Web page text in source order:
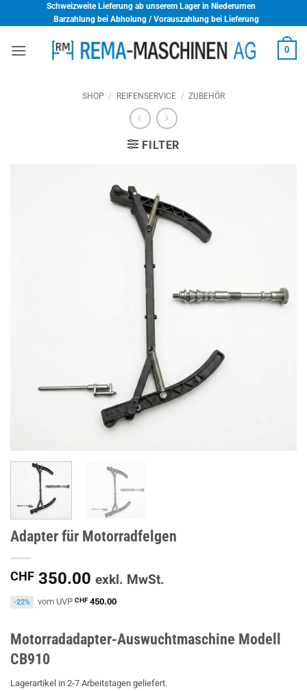
to
Schweizweite Lieferung ab unserem Lager in Niederurnen
Barzahlung bei Abholung / Vorauszahlung bei Lieferung
0
SHOP / REIFENSERVICE / ZUBEHÖR
FILTER
Adapter für Motorradfelgen
CHF 350.00 exkl. MwSt.
-22% vom UVP CHF450.00
Motorradadapter-Auswuchtmaschine Modell
CB910
Lagerartikel in 2-7 Arbeitstagen geliefert.